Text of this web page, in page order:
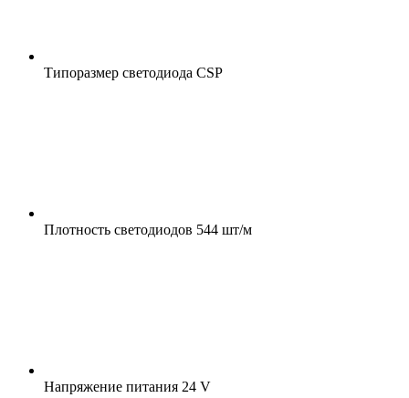
Типоразмер светодиода CSP
Плотность светодиодов 544 шт/м
Напряжение питания 24 V